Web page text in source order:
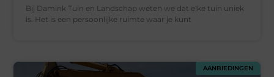
Bij Damink Tuin en Landschap weten we dat elke tuin uniek
is. Het is een persoonlijke ruimte waar je kunt
AANBIEDINGEN